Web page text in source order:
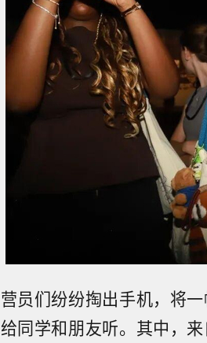
营员们纷纷掏出手机，将
给同学和朋友听。其中，